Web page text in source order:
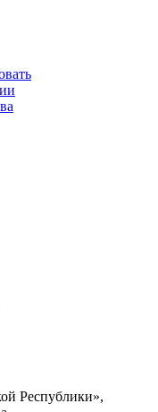
Республики»,